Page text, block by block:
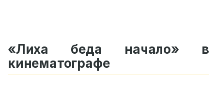
«Лиха беда начало» в
кинематографе